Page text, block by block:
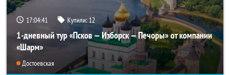
17:04:40 Купили: 12
1-дневный тур «Псков — Изборск — Печоры» от компании
«Шарм»
Достоевская